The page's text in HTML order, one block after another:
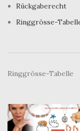
Rückgaberecht
Ringgrösse-
Ringgrösse-Tabelle